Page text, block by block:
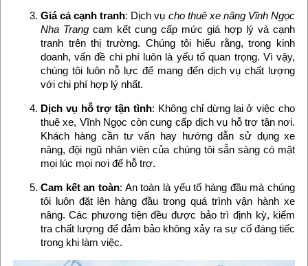
Giá cả cạnh tranh: Dịch vụ cho thuê xe nâng Vĩnh Ngọc
Nha Trangcam kết cung cấp mức giá hợp lý và cạnh
tranh trên thị trường. Chúng tôi hiểu rằng, trong kinh
doanh, vấn đề chi phí luôn là yếu tố quan trọng. Vì vậy,
chúng tôi luôn nỗ lực để mang đến dịch vụ chất lượng
với chi phí hợp lý nhất.
Dịch vụ hỗ trợ tận tình: Không chỉ dừng lại ở việc cho
thuê xe, Vĩnh Ngọc còn cung cấp dịch vụ hỗ trợ tận nơi.
Khách hàng cần tư vấn hay hướng dẫn sử dụng xe
nâng, đội ngũ nhân viên của chúng tôi sẵn sàng có mặt
mọi lúc mọi nơi để hỗ trợ.
Cam kết an toàn: An toàn là yếu tố hàng đầu mà chúng
tôi luôn đặt lên hàng đầu trong quá trình vận hành xe
nâng. Các phương tiện đều được bảo trì định kỳ, kiểm
tra chất lượng để đảm bảo không xảy ra sự cố đáng tiếc
trong khi làm việc.